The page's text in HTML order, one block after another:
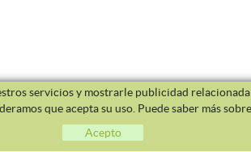
servicios y mostrarle publicidad
que acepta su uso. Puede saber más
Acepto